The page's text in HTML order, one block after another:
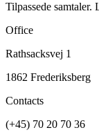
Tilpassede
Office
Rathsacksvej 1
1862 Frederiksberg
Contacts
(+45) 70 20 70 36